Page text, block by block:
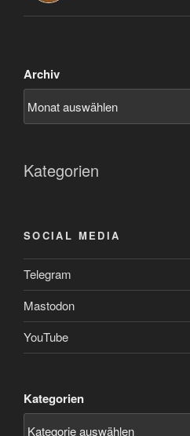
Archiv
Kategorien
SOCIAL MEDIA
Telegram
Mastodon
YouTube
Kategorien